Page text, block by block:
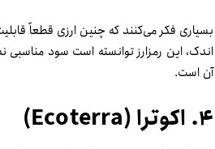
بسیاری فکر می‌­کنند که چنین ارزی قطعاً
اندک، این رمزارز توانسته است سود
آن است.
۴. اکوترا (Ecoterra)